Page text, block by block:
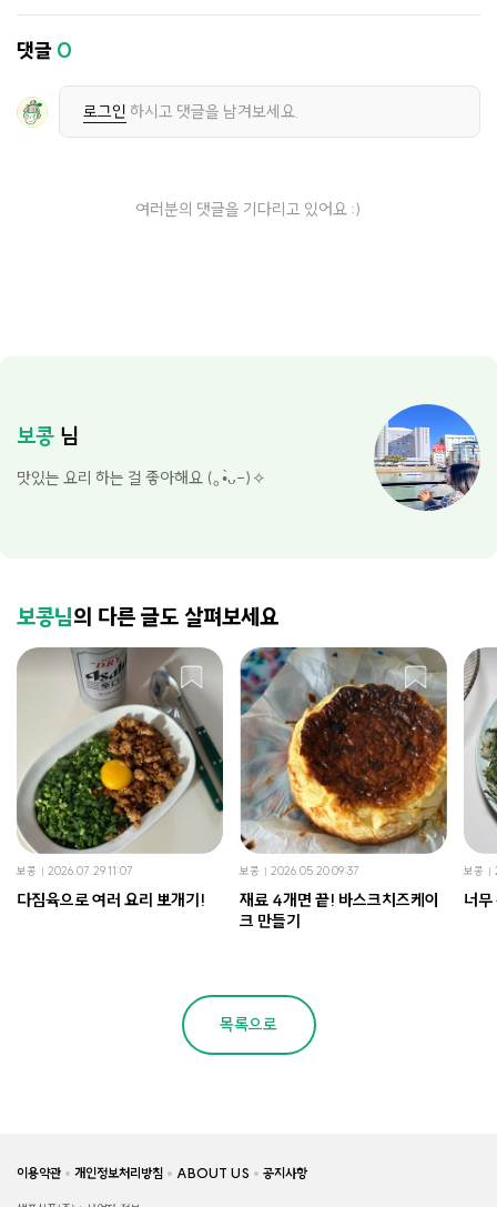
댓글 0
로그인 하시고 댓글을 남겨보세요.
여러분의 댓글을 기다리고 있어요 :)
보콩 님
맛있는 요리 하는 걸 좋아해요 (｡•̀ᴗ-)✧
보콩님의 다른 글도 살펴보세요
보콩 2026.07.29 11:07
다짐육으로 여러 요리 뽀개기!
보콩 2026.05.20 09:37
재료 4개면 끝! 바스크치즈케이
크 만들기
보콩
너무
목록으로
이용약관 개인정보처리방침 ABOUT US 공지사항